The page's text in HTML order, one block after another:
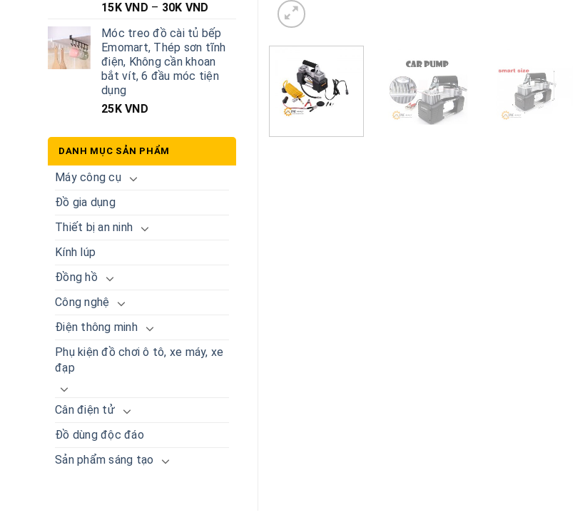
15K VND – 30K VND
Móc treo đồ cài tủ bếp
Emomart, Thép sơn tĩnh
điện, Không cần khoan
bắt vít, 6 đầu móc tiện
dụng
25K VND
DANH MỤC SẢN PHẨM
Máy công cụ
Đồ gia dụng
Thiết bị an ninh
Kính lúp
Đồng hồ
Công nghệ
Điện thông minh
Phụ kiện đồ chơi ô tô, xe máy, xe
đạp
Cân điện tử
Đồ dùng độc đáo
Sản phẩm sáng tạo